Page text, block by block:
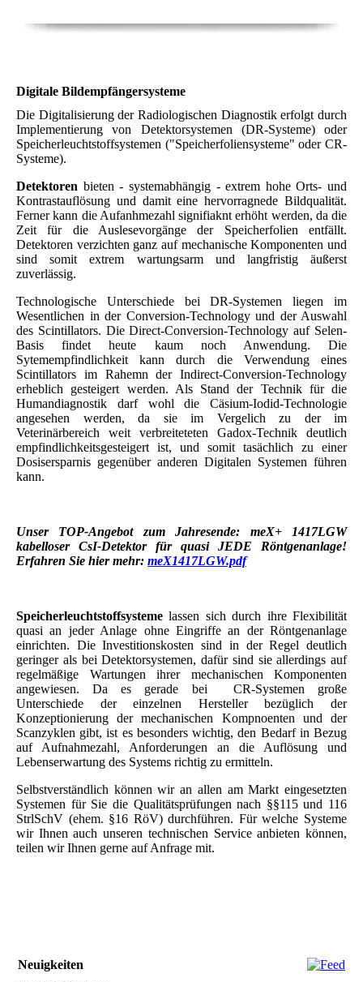
Digitale Bildempfängersysteme
Die Digitalisierung der Radiologischen Diagnostik erfolgt durch
Implementierung von Detektorsystemen (DR-Systeme) oder
Speicherleuchtstoffsystemen ("Speicherfoliensysteme" oder CR-
Systeme).
Detektoren bieten - systemabhängig - extrem hohe Orts- und
Kontrastauflösung und damit eine hervorragnede Bildqualität.
Ferner kann die Aufanhmezahl signifiaknt erhöht werden, da die
Zeit für die Auslesevorgänge der Speicherfolien entfällt.
Detektoren verzichten ganz auf mechanische Komponenten und
sind somit extrem wartungsarm und langfristig äußerst
zuverlässig.
Technologische Unterschiede bei DR-Systemen liegen im
Wesentlichen in der Conversion-Technology und der Auswahl
des Scintillators. Die Direct-Conversion-Technology auf Selen-
Basis findet heute kaum noch Anwendung. Die
Sytemempfindlichkeit kann durch die Verwendung eines
Scintillators im Rahemn der Indirect-Conversion-Technology
erheblich gesteigert werden. Als Stand der Technik für die
Humandiagnostik darf wohl die Cäsium-Iodid-Technologie
angesehen werden, da sie im Vergelich zu der im
Veterinärbereich weit verbreiteteten Gadox-Technik deutlich
empfindlichkeitsgesteigert ist, und somit tasächlich zu einer
Dosisersparnis gegenüber anderen Digitalen Systemen führen
kann.
Unser TOP-Angebot zum Jahresende: meX+ 1417LGW
kabelloser CsI-Detektor für quasi JEDE Röntgenanlage!
Erfahren Sie hier mehr: meX1417LGW.pdf
Speicherleuchtstoffsysteme lassen sich durch ihre Flexibilität
quasi an jeder Anlage ohne Eingriffe an der Röntgenanlage
einrichten. Die Investitionskosten sind in der Regel deutlich
geringer als bei Detektorsystemen, dafür sind sie allerdings auf
regelmäßige Wartungen ihrer mechanischen Komponenten
angewiesen. Da es gerade bei CR-Systemen große
Unterschiede der einzelnen Hersteller bezüglich der
Konzeptionierung der mechanischen Kompnoenten und der
Scanzyklen gibt, ist es besonders wichtig, den Bedarf in Bezug
auf Aufnahmezahl, Anforderungen an die Auflösung und
Lebenserwartung des Systems richtig zu ermitteln.
Selbstverständlich können wir an allen am Markt eingesetzten
Systemen für Sie die Qualitätsprüfungen nach §§115 und 116
StrlSchV (ehem. §16 RöV) durchführen. Für welche Systeme
wir Ihnen auch unseren technischen Service anbieten können,
teilen wir Ihnen gerne auf Anfrage mit.
Neuigkeiten